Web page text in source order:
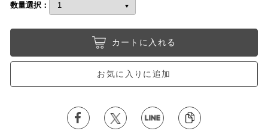
数量選択：
カートに入れる
お気に入りに追加